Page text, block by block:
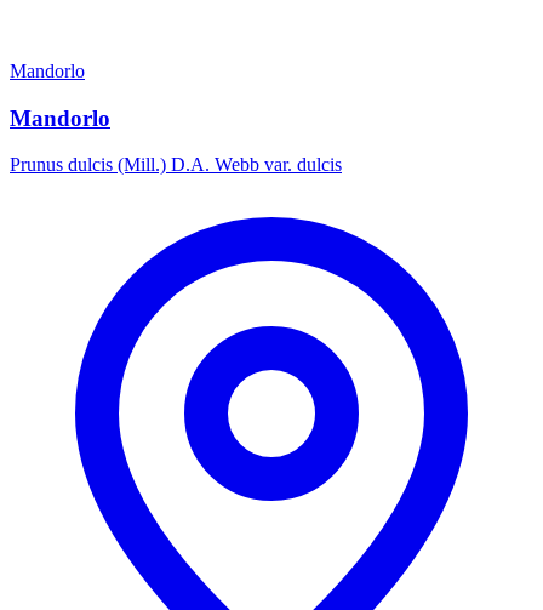
Mandorlo
Mandorlo
Prunus dulcis (Mill.) D.A. Webb var. dulcis